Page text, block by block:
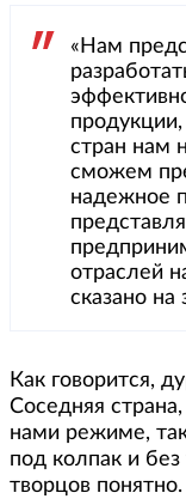
«Нам
стран нам
сможем
надежное
отраслей
сказано
Как говорится,
Соседняя
нами режиме,
под колпак и
творцов